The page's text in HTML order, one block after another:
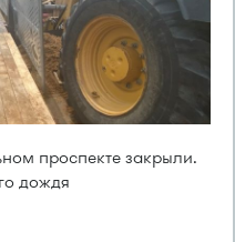
проспекте закрыли.
дождя